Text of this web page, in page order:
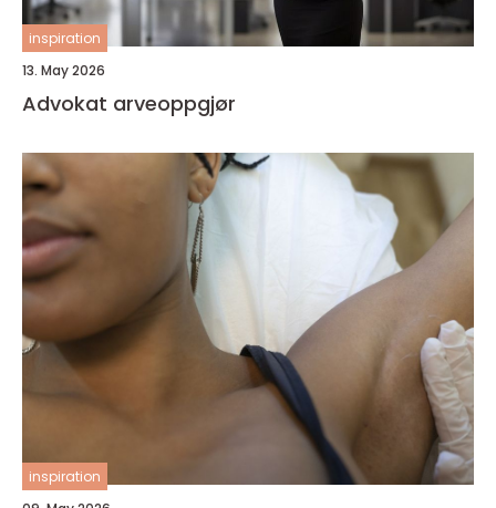
inspiration
13. May 2026
Advokat arveoppgjør
inspiration